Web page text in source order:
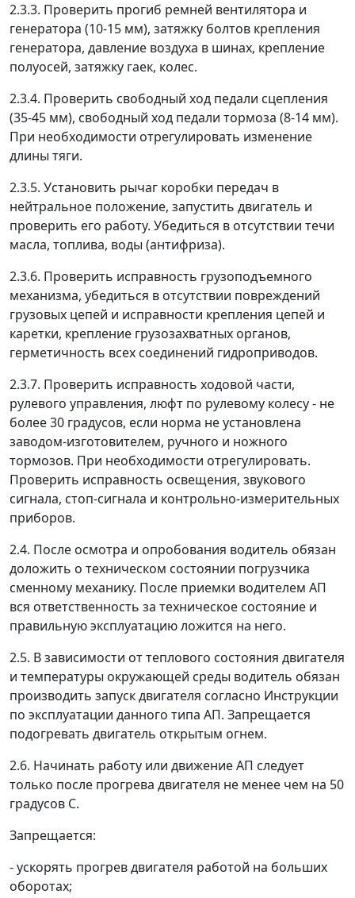
2.3.3. Проверить прогиб ремней вентилятора и
генератора (10-15 мм), затяжку болтов крепления
генератора, давление воздуха в шинах, крепление
полуосей, затяжку гаек, колес.
2.3.4. Проверить свободный ход педали сцепления
(35-45 мм), свободный ход педали тормоза (8-14 мм).
При необходимости отрегулировать изменение
длины тяги.
2.3.5. Установить рычаг коробки передач в
нейтральное положение, запустить двигатель и
проверить его работу. Убедиться в отсутствии течи
масла, топлива, воды (антифриза).
2.3.6. Проверить исправность грузоподъемного
механизма, убедиться в отсутствии повреждений
грузовых цепей и исправности крепления цепей и
каретки, крепление грузозахватных органов,
герметичность всех соединений гидроприводов.
2.3.7. Проверить исправность ходовой части,
рулевого управления, люфт по рулевому колесу - не
более 30 градусов, если норма не установлена
заводом-изготовителем, ручного и ножного
тормозов. При необходимости отрегулировать.
Проверить исправность освещения, звукового
сигнала, стоп-сигнала и контрольно-измерительных
приборов.
2.4. После осмотра и опробования водитель обязан
доложить о техническом состоянии погрузчика
сменному механику. После приемки водителем АП
вся ответственность за техническое состояние и
правильную эксплуатацию ложится на него.
2.5. В зависимости от теплового состояния двигателя
и температуры окружающей среды водитель обязан
производить запуск двигателя согласно Инструкции
по эксплуатации данного типа АП. Запрещается
подогревать двигатель открытым огнем.
2.6. Начинать работу или движение АП следует
только после прогрева двигателя не менее чем на 50
градусов С.
Запрещается:
- ускорять прогрев двигателя работой на больших
оборотах;